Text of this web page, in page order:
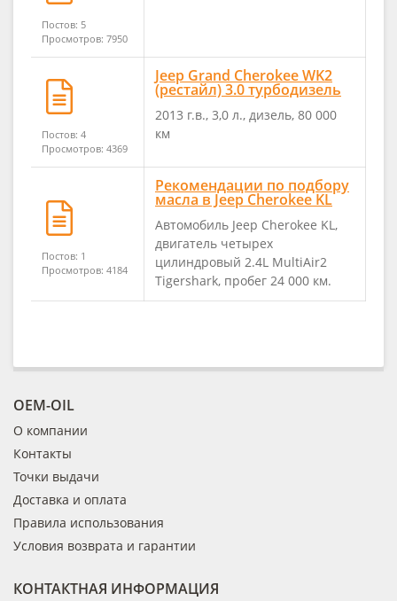
Постов: 5
Просмотров: 7950
Постов: 4
Просмотров: 4369
Jeep Grand Cherokee WK2
(рестайл) 3.0 турбодизель
2013 г.в., 3,0 л., дизель, 80 000
км
Постов: 1
Просмотров: 4184
Рекомендации по подбору
масла в Jeep Cherokee KL
Автомобиль Jeep Cherokee KL,
двигатель четырех
цилиндровый 2.4L MultiAir2
Tigershark, пробег 24 000 км.
OEM-OIL
О компании
Контакты
Точки выдачи
Доставка и оплата
Правила использования
Условия возврата и гарантии
КОНТАКТНАЯ ИНФОРМАЦИЯ